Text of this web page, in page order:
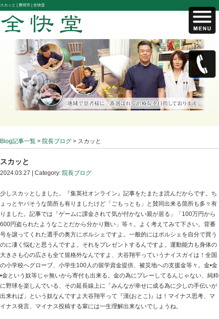
スカッと |豊明市 | 全快堂
Blog記事一覧>院長ブログ> スカッと
スカッと
2024.03.27 | Category:院長ブログ
少しスカッとしました。『集英社オンライン』記事をた
ょっとヤバそうな箇所も有りましたけど「ごもっとも」
りました。記事では「ゲームに課金されて気が付かない